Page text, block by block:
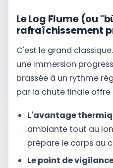
Le Log Flume (ou
rafraîchissement
C'est le grand
une immersion
brassée à un rythme
par la chute finale
L'avantage
ambiante tout au
prépare le corps au
Le point de